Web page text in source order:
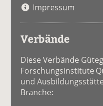
Impressum
Verbände
Diese Verbände
Forschungsinstitute
und
Branche: